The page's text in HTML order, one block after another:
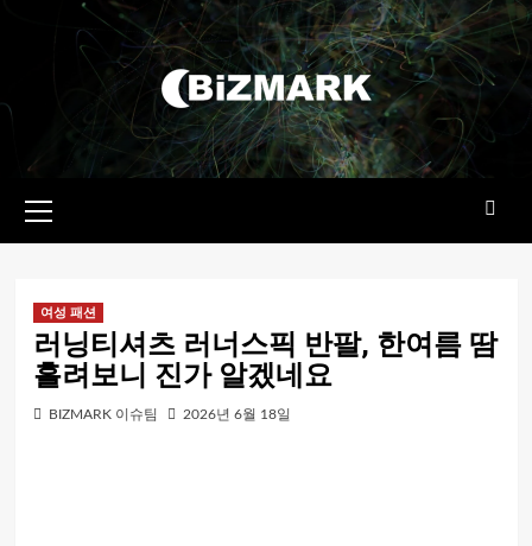
메뉴
여성 패션
러닝티셔츠 러너스픽 반팔, 한여름 땀
흘려보니 진가 알겠네요
BIZMARK 이슈팀 2026년 6월 18일